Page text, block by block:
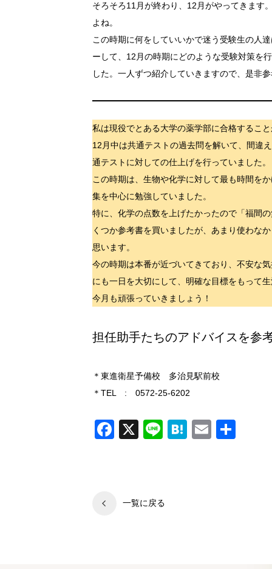
そろそろ11月が終わり、12月がやってきます
よね。
この時期に何をしていいかで迷う受験生の人
ーして、12月の時期にどのような受験対策を
した。一人ずつ紹介していきますので、是非
私は現役でとある大学の薬学部に合格するこ
12月中は共通テストの過去問を解いて、間違
通テストに対しての仕上げを行っていました。
この時期は、生物や化学に対して最も時間を
集を中心に勉強していました。
特に、化学の点数を上げたかったので「福間
くつか参考書を買いましたが、あまり使わな
思います。
今の時期は本番が近づいてきており、不安な
にも一日を大切にして、明確な目標をもって
今月も頑張っていきましょう！
担任助手たちのアドバイスを参
＊東進衛星予備校 多治見駅前校
＊TEL : 0572-25-6202
Facebook
X LineHatena
Email
一覧に戻る